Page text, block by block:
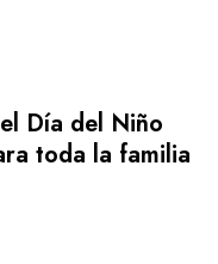
Día del Niño
toda la familia